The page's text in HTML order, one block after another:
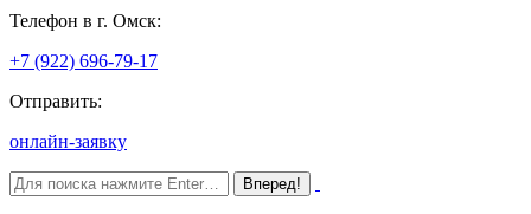
Телефон в г. Омск:
+7 (922) 696-79-17
Отправить:
онлайн-заявку